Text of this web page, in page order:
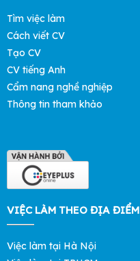
Tìm việc làm
Cách viết CV
Tạo CV
CV tiếng Anh
Cẩm nang nghề nghiệp
Thông tin tham khảo
VIỆC LÀM THEO ĐỊA ĐIỂM
Việc làm tại Hà Nội